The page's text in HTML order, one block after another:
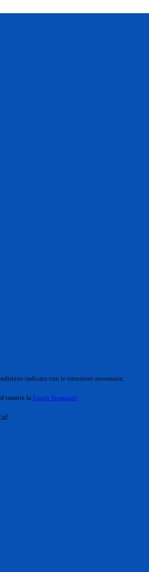
indicato con le istruzioni necessarie.
tramite la Login Spaggiari